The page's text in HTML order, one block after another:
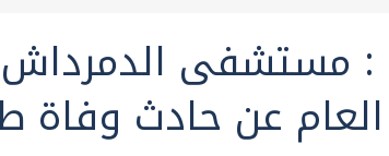
مستشفى الدمرداش
العام عن حادث وفاة